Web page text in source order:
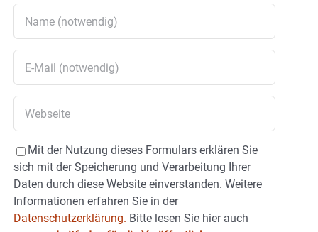
Mit der Nutzung dieses Formulars erklären Sie
sich mit der Speicherung und Verarbeitung Ihrer
Daten durch diese Website einverstanden. Weitere
Informationen erfahren Sie in der
Datenschutzerklärung. Bitte lesen Sie hier auch